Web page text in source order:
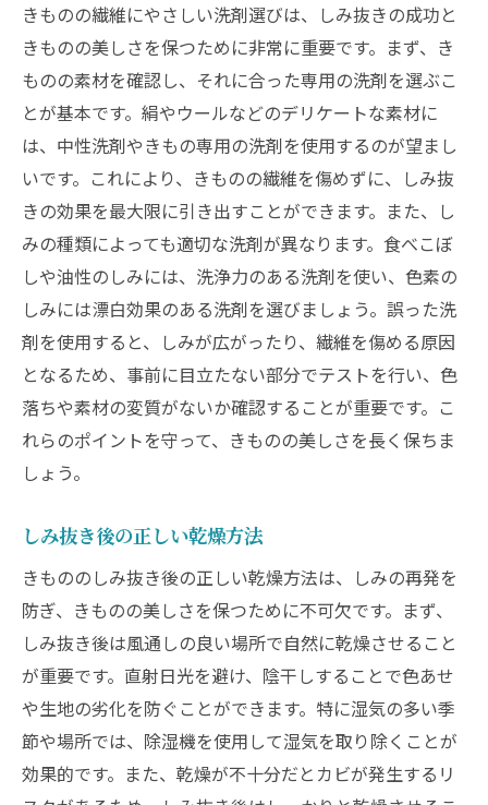
専門店探しの第一歩
見積もりの取り方と比較方法
技術者の経験確認
保証制度の有無
店舗の設備と技術力の確認
トラブル時の対応方法とその事例
きものの繊維にやさしい洗剤選びは、しみ抜きの成功と
きものの美しさを保つために非常に重要です。まず、き
ものの素材を確認し、それに合った専用の洗剤を選ぶこ
とが基本です。絹やウールなどのデリケートな素材に
は、中性洗剤やきもの専用の洗剤を使用するのが望まし
いです。これにより、きものの繊維を傷めずに、しみ抜
きの効果を最大限に引き出すことができます。また、し
みの種類によっても適切な洗剤が異なります。食べこぼ
しや油性のしみには、洗浄力のある洗剤を使い、色素の
しみには漂白効果のある洗剤を選びましょう。誤った洗
剤を使用すると、しみが広がったり、繊維を傷める原因
となるため、事前に目立たない部分でテストを行い、色
落ちや素材の変質がないか確認することが重要です。こ
れらのポイントを守って、きものの美しさを長く保ちま
しょう。
しみ抜き後の正しい乾燥方法
きもののしみ抜き後の正しい乾燥方法は、しみの再発を
防ぎ、きものの美しさを保つために不可欠です。まず、
しみ抜き後は風通しの良い場所で自然に乾燥させること
が重要です。直射日光を避け、陰干しすることで色あせ
や生地の劣化を防ぐことができます。特に湿気の多い季
節や場所では、除湿機を使用して湿気を取り除くことが
効果的です。また、乾燥が不十分だとカビが発生するリ